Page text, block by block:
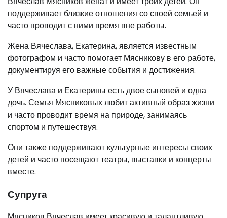
поддерживает близкие отношения со своей семьей и
часто проводит с ними время вне работы.
Жена Вячеслава, Екатерина, является известным
фотографом и часто помогает Мясникову в его работе,
документируя его важные события и достижения.
У Вячеслава и Екатерины есть двое сыновей и одна
дочь. Семья Мясниковых любит активный образ жизни
и часто проводит время на природе, занимаясь
спортом и путешествуя.
Они также поддерживают культурные интересы своих
детей и часто посещают театры, выставки и концерты
вместе.
Супруга